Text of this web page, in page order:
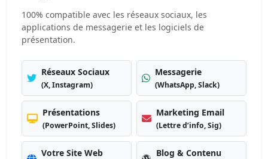
100% compatible avec les réseaux sociaux, les
applications de messagerie et les logiciels de
présentation.
Réseaux Sociaux
(X, Instagram)
Messagerie
(WhatsApp, Slack)
Présentations
(PowerPoint, Slides)
Marketing Email
(Lettre d’info, Sig)
Votre Site Web Blog & Contenu